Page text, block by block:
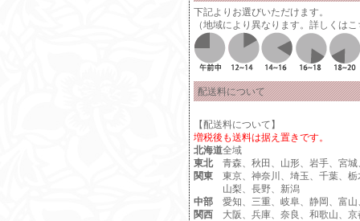
下記よりお選びいただけます。
（地域により異なります。詳しくはこ
配送料について
【配送料について】
増税後も送料は据え置きです。
北海道全域
東北
青森、秋田、山形、岩手、宮城
関東
東京、神奈川、埼玉、千葉、
山梨、長野、新潟
中部
愛知、三重、岐阜、静岡、富
関西
大阪、兵庫、奈良、和歌山、